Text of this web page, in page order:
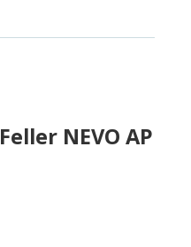
Feller NEVO AP